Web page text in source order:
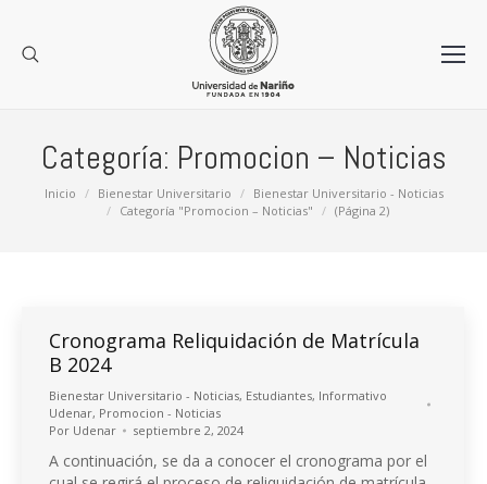
Categoría: Promocion – Noticias
Estás aquí:
Inicio Bienestar Universitario
Bienestar Universitario - Noticias
Categoría "Promocion – Noticias"
(Página 2)
Cronograma Reliquidación de Matrícula
B 2024
Bienestar Universitario - Noticias, Estudiantes, Informativo
Udenar, Promocion - Noticias
Por Udenar septiembre 2, 2024
A continuación, se da a conocer el cronograma por el